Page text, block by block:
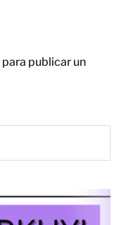
para publicar un